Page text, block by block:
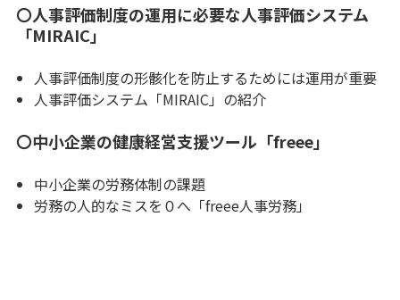
〇人事評価制度の運用に必要な人事評価システム
「MIRAIC」
人事評価制度の形骸化を防止するためには運用が重要
人事評価システム「MIRAIC」の紹介
〇中小企業の健康経営支援ツール「freee」
中小企業の労務体制の課題
労務の人的なミスを０へ「freee人事労務」